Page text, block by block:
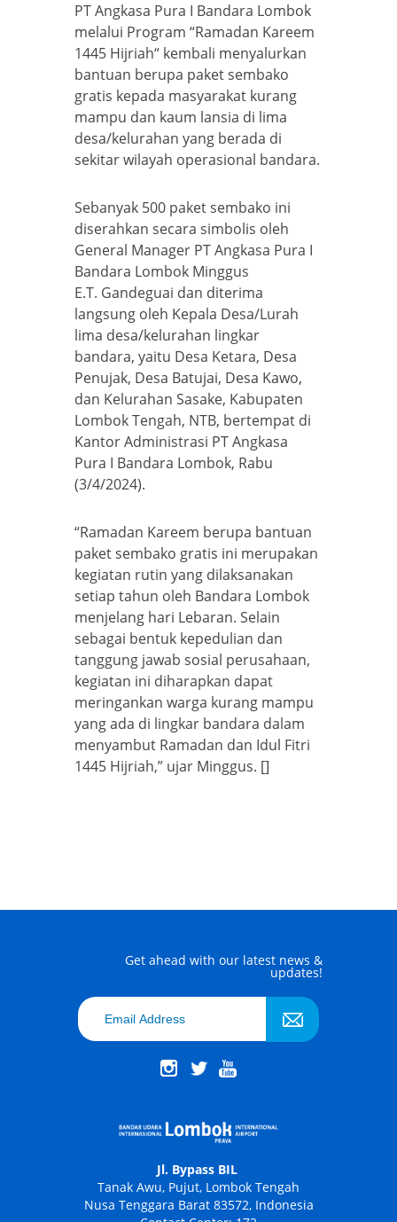
PT Angkasa Pura I Bandara Lombok
melalui Program “Ramadan Kareem
1445 Hijriah“ kembali menyalurkan
bantuan berupa paket sembako
gratis kepada masyarakat kurang
mampu dan kaum lansia di lima
desa/kelurahan yang berada di
sekitar wilayah operasional bandara.
Sebanyak 500 paket sembako ini
diserahkan secara simbolis oleh
General Manager PT Angkasa Pura I
Bandara Lombok Minggus
E.T. Gandeguai dan diterima
langsung oleh Kepala Desa/Lurah
lima desa/kelurahan lingkar
bandara, yaitu Desa Ketara, Desa
Penujak, Desa Batujai, Desa Kawo,
dan Kelurahan Sasake, Kabupaten
Lombok Tengah, NTB, bertempat di
Kantor Administrasi PT Angkasa
Pura I Bandara Lombok, Rabu
(3/4/2024).
“Ramadan Kareem berupa bantuan
paket sembako gratis ini merupakan
kegiatan rutin yang dilaksanakan
setiap tahun oleh Bandara Lombok
menjelang hari Lebaran. Selain
sebagai bentuk kepedulian dan
tanggung jawab sosial perusahaan,
kegiatan ini diharapkan dapat
meringankan warga kurang mampu
yang ada di lingkar bandara dalam
menyambut Ramadan dan Idul Fitri
1445 Hijriah,” ujar Minggus. []
Get ahead with our latest news &
updates!
Jl. Bypass BIL
Tanak Awu, Pujut, Lombok Tengah
Nusa Tenggara Barat 83572, Indonesia